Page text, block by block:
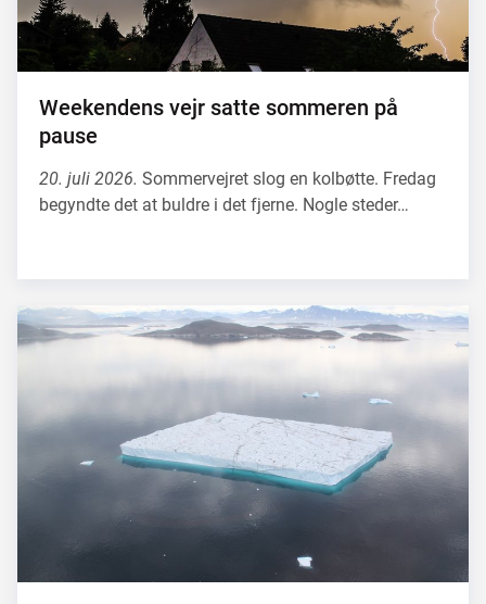
Weekendens vejr satte sommeren på
pause
20. juli 2026. Sommervejret slog en kolbøtte. Fredag
begyndte det at buldre i det fjerne. Nogle steder…